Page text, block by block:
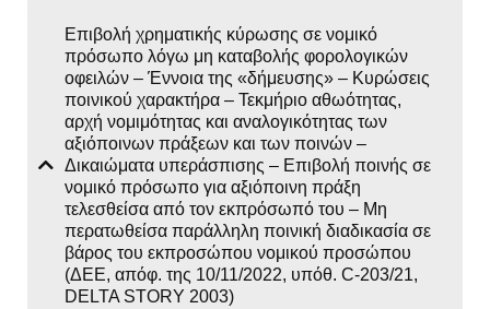
Επιβολή χρηματικής κύρωσης σε νομικό
πρόσωπο λόγω μη καταβολής φορολογικών
οφειλών – Έννοια της «δήμευσης» – Κυρώσεις
ποινικού χαρακτήρα – Τεκμήριο αθωότητας,
αρχή νομιμότητας και αναλογικότητας των
αξιόποινων πράξεων και των ποινών –
Δικαιώματα υπεράσπισης – Επιβολή ποινής σε
νομικό πρόσωπο για αξιόποινη πράξη
τελεσθείσα από τον εκπρόσωπό του – Μη
περατωθείσα παράλληλη ποινική διαδικασία σε
βάρος του εκπροσώπου νομικού προσώπου
(ΔΕΕ, απόφ. της 10/11/2022, υπόθ. C-203/21,
DELTA STORY 2003)